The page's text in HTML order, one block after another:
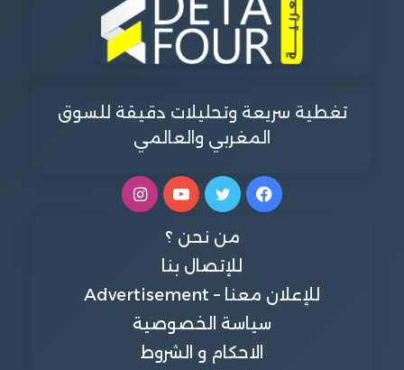
تغطية سريعة وتحليلات دقيقة للسوق
المغربي والعالمي
فيسبوكتويتر يوتيوبانستقرام
من نحن ؟
للإتصال بنا
للإعلان معنا – Advertisement
سياسة الخصوصية
الاحكام و الشروط